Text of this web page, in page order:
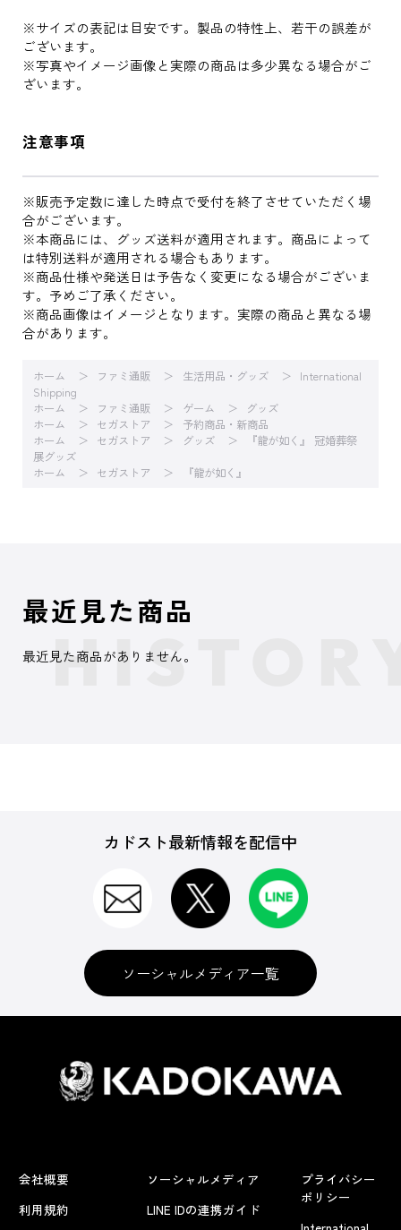
※サイズの表記は目安です。製品の特性上、若干の誤差が
ございます。
※写真やイメージ画像と実際の商品は多少異なる場合がご
ざいます。
注意事項
※販売予定数に達した時点で受付を終了させていただく場
合がございます。
※本商品には、グッズ送料が適用されます。商品によって
は特別送料が適用される場合もあります。
※商品仕様や発送日は予告なく変更になる場合がございま
す。予めご了承ください。
※商品画像はイメージとなります。実際の商品と異なる場
合があります。
ホーム ファミ通販 生活用品・グッズ
International
Shipping
ホーム
ファミ通販 ゲーム
グッズ
ホーム
セガストア
予約商品・新商品
ホーム
セガストア グッズ
『龍が如く』 冠婚葬祭
展グッズ
ホーム
セガストア 『龍が如く』
最近見た商品
最近見た商品がありません。
カドスト最新情報を配信中
ソーシャルメディア一覧
会社概要
利用規約
ソーシャルメディア
LINE IDの連携ガイド
プライバシー
ポリシー